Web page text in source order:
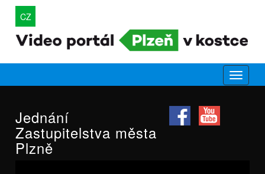
CZ
Jednání
Zastupitelstva města
Plzně